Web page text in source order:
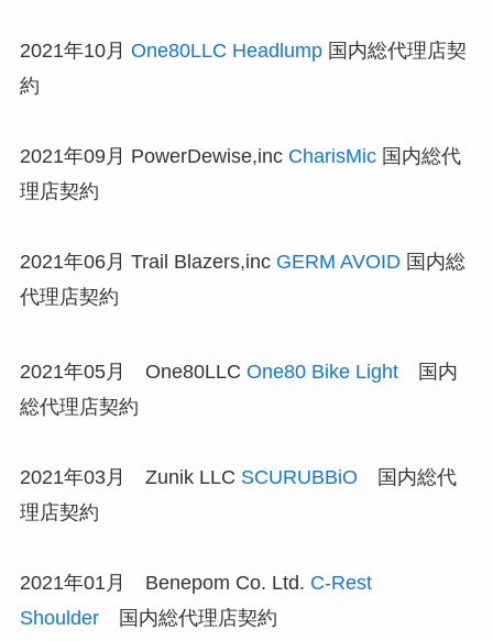
2021年10月 One80LLC Headlump国内総代理店契
約
2021年09月 PowerDewise,incCharisMic国内総代
理店契約
2021年06月 Trail Blazers,inc GERM AVOID国内総
代理店契約
2021年05月 One80LLC One80 Bike Light国内
総代理店契約
2021年03月 Zunik LLC SCURUBBiO 国内総代
理店契約
2021年01月 Benepom Co. Ltd. C-Rest
Shoulder国内総代理店契約